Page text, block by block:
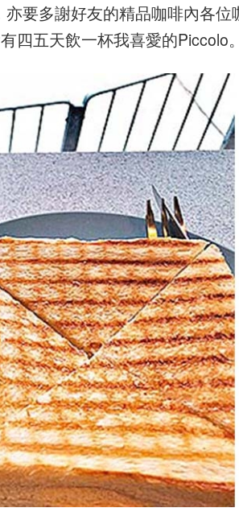
要多謝好友的精品咖啡內各位
四五天飲一杯我喜愛的Piccolo